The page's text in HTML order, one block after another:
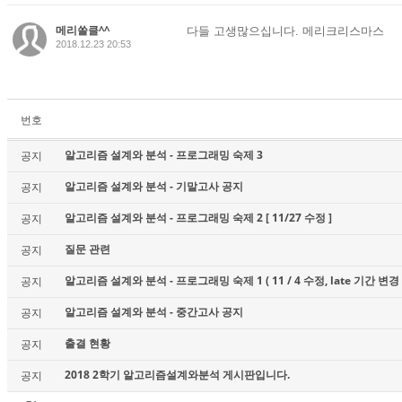
메리쏠클^^
2018.12.23 20:53
다들 고생많으십니다. 메리크리스마스
번호
공지 알고리즘 설계와 분석 - 프로그래밍 숙제 3
공지 알고리즘 설계와 분석 - 기말고사 공지
공지 알고리즘 설계와 분석 - 프로그래밍 숙제 2 [ 11/27 수정 ]
공지 질문 관련
공지 알고리즘 설계와 분석 - 프로그래밍 숙제 1 ( 11 / 4 수정, late 기간 변경
공지 알고리즘 설계와 분석 - 중간고사 공지
공지 출결 현황
공지 2018 2학기 알고리즘설계와분석 게시판입니다.